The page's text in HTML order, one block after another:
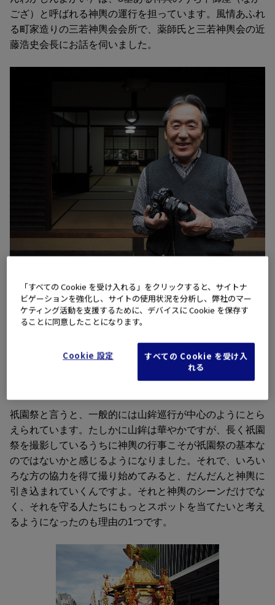
ござ）と呼ばれる神輿の運行を担っています。風情あふれ
る町家造りの三若神輿会会所で、薬師氏と三若神輿会の近
藤浩史会長にお話を伺いました。
薬師先生が2007年から祇園祭を撮影されていることは、
前回のインタビューでもお聞きしました。ここ2、3年
は、祇園祭の中でも神輿渡御に特別な思い入れを持って撮
影をされているそうですが、その理由を教えてください。
祇園祭と言うと、一般的には山鉾巡行が中心のようにとら
えられています。たしかに山鉾は華やかですが、長く祇園
祭を撮影しているうちに神輿の行事こそが祇園祭の基本な
のではないかと感じるようになりました。それで、いろい
ろな方の協力を得て撮り始めてみると、だんだんと神輿に
引き込まれていくんですよ。それと神輿のシーンだけでな
く、それを守る人たちにもっとスポットを当てたいと考え
るようになったのも理由の1つです。
「すべての Cookie を受け入れる」をクリックすると、サイトナ
ビゲーションを強化し、サイトの使用状況を分析し、弊社のマー
ケティング活動を支援するために、デバイスに Cookie を保存す
ることに同意したことになります。
Cookie 設定
すべての Cookie を受け入
れる